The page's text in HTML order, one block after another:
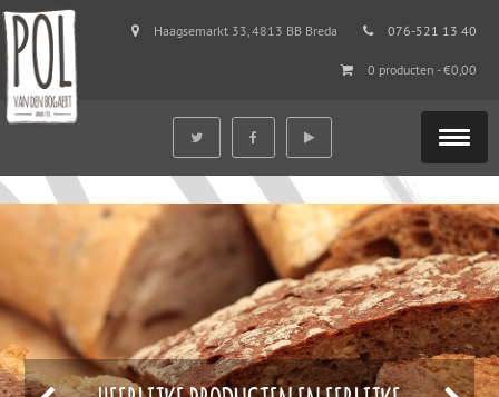
Haagsemarkt 33, 4813 BB Breda 076-521 13 40
0 producten -€0,00